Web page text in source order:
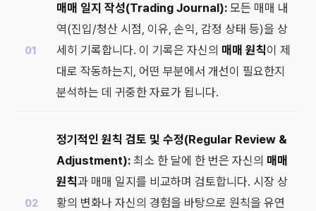
매매 일지 작성(Trading Journal): 모든 매매 내
역(진입/청산 시점, 이유, 손익, 감정 상태 등)을 상
세히 기록합니다. 이 기록은 자신의 매매 원칙이 제
대로 작동하는지, 어떤 부분에서 개선이 필요한지
분석하는 데 귀중한 자료가 됩니다.
정기적인 원칙 검토 및 수정(Regular Review &
Adjustment): 최소 한 달에 한 번은 자신의 매매
원칙과 매매 일지를 비교하며 검토합니다. 시장 상
황의 변화나 자신의 경험을 바탕으로 원칙을 유연